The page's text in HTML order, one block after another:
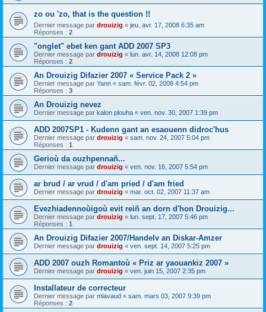
zo ou 'zo, that is the question !!
Dernier message par drouizig « jeu. avr. 17, 2008 6:35 am
Réponses : 2
"onglet" ebet ken gant ADD 2007 SP3
Dernier message par drouizig « lun. avr. 14, 2008 12:08 pm
Réponses : 2
An Drouizig Difazier 2007 « Service Pack 2 »
Dernier message par Yann « sam. févr. 02, 2008 4:54 pm
Réponses : 3
An Drouizig nevez
Dernier message par kalon plouha « ven. nov. 30, 2007 1:39 pm
ADD 2007SP1 - Kudenn gant an esaouenn didroc'hus
Dernier message par drouizig « sam. nov. 24, 2007 5:04 pm
Réponses : 1
Gerioù da ouzhpennañ...
Dernier message par drouizig « ven. nov. 16, 2007 5:54 pm
ar brud / ar vrud / d'am pried / d'am fried
Dernier message par drouizig « mar. oct. 02, 2007 11:37 am
Evezhiadennoùigoù evit reiñ an dorn d'hon Drouizig...
Dernier message par drouizig « lun. sept. 17, 2007 5:46 pm
Réponses : 1
An Drouizig Difazier 2007/Handelv an Diskar-Amzer
Dernier message par drouizig « ven. sept. 14, 2007 5:25 pm
ADD 2007 ouzh Romantoù « Priz ar yaouankiz 2007 »
Dernier message par drouizig « ven. juin 15, 2007 2:35 pm
Installateur de correcteur
Dernier message par mlavaud « sam. mars 03, 2007 9:39 pm
Réponses : 2